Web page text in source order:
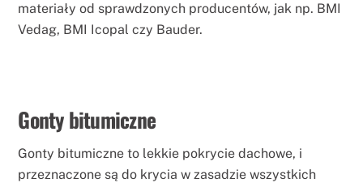
materiały od sprawdzonych producentów, jak np. BMI
Vedag, BMI Icopal czy Bauder.
Gonty bitumiczne
Gonty bitumiczne to lekkie pokrycie dachowe, i
przeznaczone są do krycia w zasadzie wszystkich